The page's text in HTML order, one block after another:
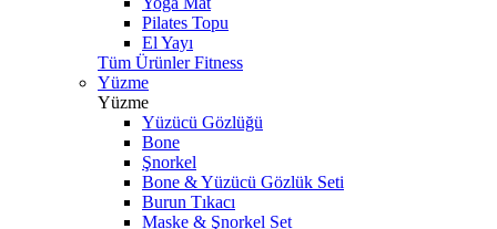
Pilates Topu
El Yayı
Tüm Ürünler Fitness
Yüzme
Yüzme
Yüzücü Gözlüğü
Bone
Şnorkel
Bone & Yüzücü Gözlük Seti
Burun Tıkacı
Maske & Şnorkel Set